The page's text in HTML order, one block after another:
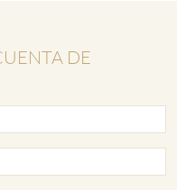
DE